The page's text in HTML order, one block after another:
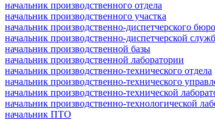
начальник производственного отдела
начальник производственного участка
начальник производственно-диспетчерского бюро
начальник производственно-диспетчерской
начальник производственной базы
начальник производственной лаборатории
начальник производственно-технического отдела
начальник производственно-технического
начальник производственно-технической
начальник производственно-технологической
начальник ПТО